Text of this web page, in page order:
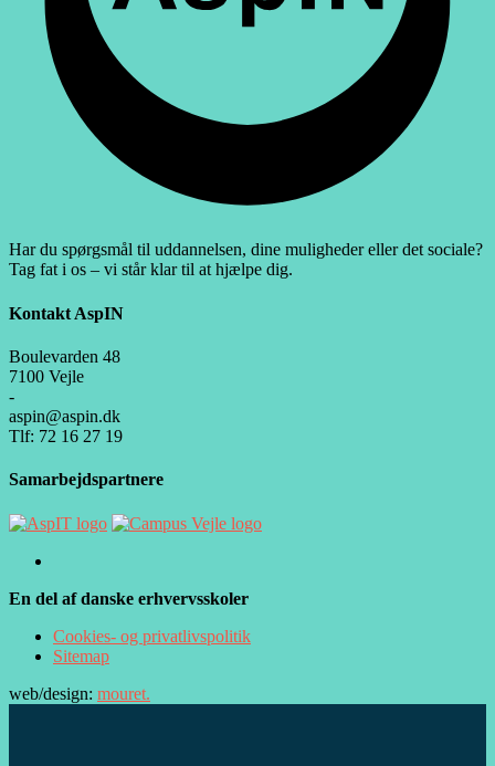
Har du spørgsmål til uddannelsen, dine muligheder eller det sociale?
Tag fat i os – vi står klar til at hjælpe dig.
Kontakt AspIN
Boulevarden 48
7100 Vejle
-
aspin@aspin.dk
Tlf: 72 16 27 19
Samarbejdspartnere
En del af danske erhvervsskoler
Cookies- og privatlivspolitik
Sitemap
web/design: mouret.